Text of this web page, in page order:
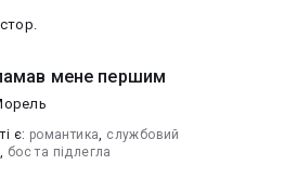
мене першим
є: романтика, службовий
, бос та підлегла